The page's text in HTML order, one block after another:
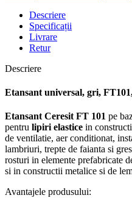
Descriere
Specificații
Livrare
Retur
Descriere
Etansant universal, gri,
Etansant Ceresit FT 101 pe
pentru lipiri elastice in
de ventilatie, aer conditionat,
lambriuri, trepte de faianta si
rosturi in elemente prefabricate
si in constructii metalice si de
Avantajele produsului: